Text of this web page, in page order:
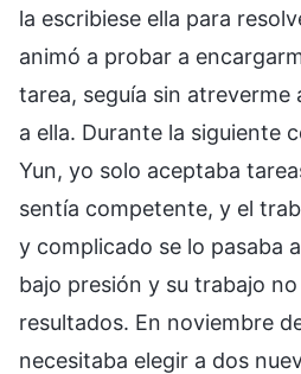
la escribiese ella para
animó a probar a
tarea, seguía sin atreverme
a ella. Durante la siguiente
Yun, yo solo aceptaba
sentía competente, y el
y complicado se lo pasaba
bajo presión y su trabajo
resultados. En noviembre
necesitaba elegir a dos